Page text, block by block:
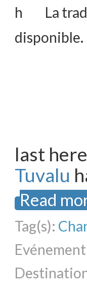
La
disponible.
last
Tuvalu
Read
Tag(s):